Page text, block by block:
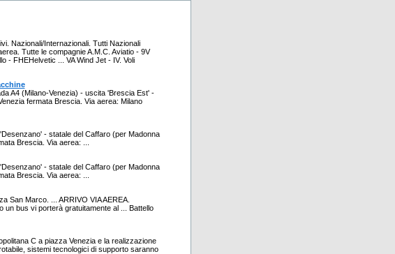
Nazionali/Internazionali. Tutti Nazionali
Tutte le compagnie A.M.C. Aviatio - 9V
- FHEHelvetic ... VA Wind Jet - IV. Voli
A4 (Milano-Venezia) - uscita 'Brescia Est' -
fermata Brescia. Via aerea: Milano
- statale del Caffaro (per Madonna
Brescia. Via aerea: ...
- statale del Caffaro (per Madonna
Brescia. Via aerea: ...
San Marco. ... ARRIVO VIA AEREA.
un bus vi porterà gratuitamente al ... Battello
C a piazza Venezia e la realizzazione
sistemi tecnologici di supporto saranno